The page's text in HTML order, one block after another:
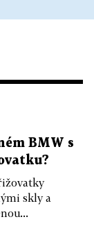
BMW s
skly a